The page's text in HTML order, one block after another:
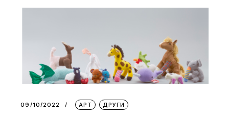
09/10/2022 АРТ ДРУГИ